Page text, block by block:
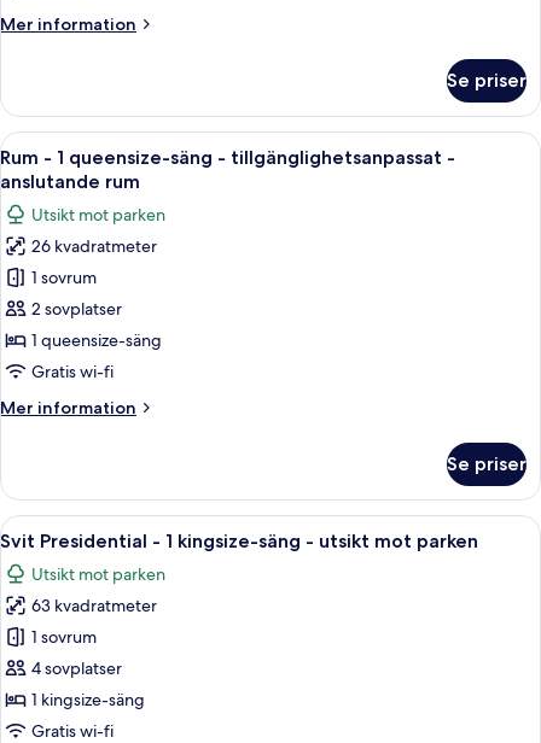
queensize-
Mer information
Mer
rum
1
queensize-
Se priser
Öppna
alla
foton
för
Rum
-
1
queensize-
säng
tillgänglighetsanpassat
rum
Ett hotellrum med en stor säng, ett
4
Rum - 1 queensize-säng - tillgänglighetsanpassat -
anslutande rum
Utsikt mot parken
26 kvadratmeter
1 sovrum
2 sovplatser
1 queensize-säng
Gratis wi-fi
Mer information
Mer
-
queensize-
tillgänglighetsanpassat
anslutande
rum
Se priser
Öppna
alla
foton
för
Svit
Presidential
-
1
Ett hotellrum med en stor säng, två
8
Svit Presidential - 1 kingsize-säng - utsikt mot parken
Utsikt mot parken
63 kvadratmeter
1 sovrum
4 sovplatser
1 kingsize-säng
Gratis wi-fi